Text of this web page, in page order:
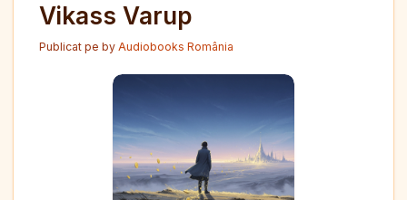
Vikass Varup
Publicat pe by Audiobooks România